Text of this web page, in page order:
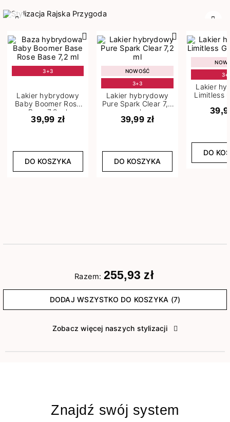
3+3
Lakier hybrydowy
Baby Boomer Rose
Base 7,2 ml
39,99 zł
DO KOSZYKA
NOWOŚĆ
3+3
Lakier hybrydowy
Pure Spark Clear 7,2
ml
39,99 zł
DO KOSZYKA
Lakier
Limitless
DO
Razem: 255,93 zł
DODAJ WSZYSTKO DO KOSZYKA (7)
Zobacz więcej naszych stylizacji
Znajdź swój system